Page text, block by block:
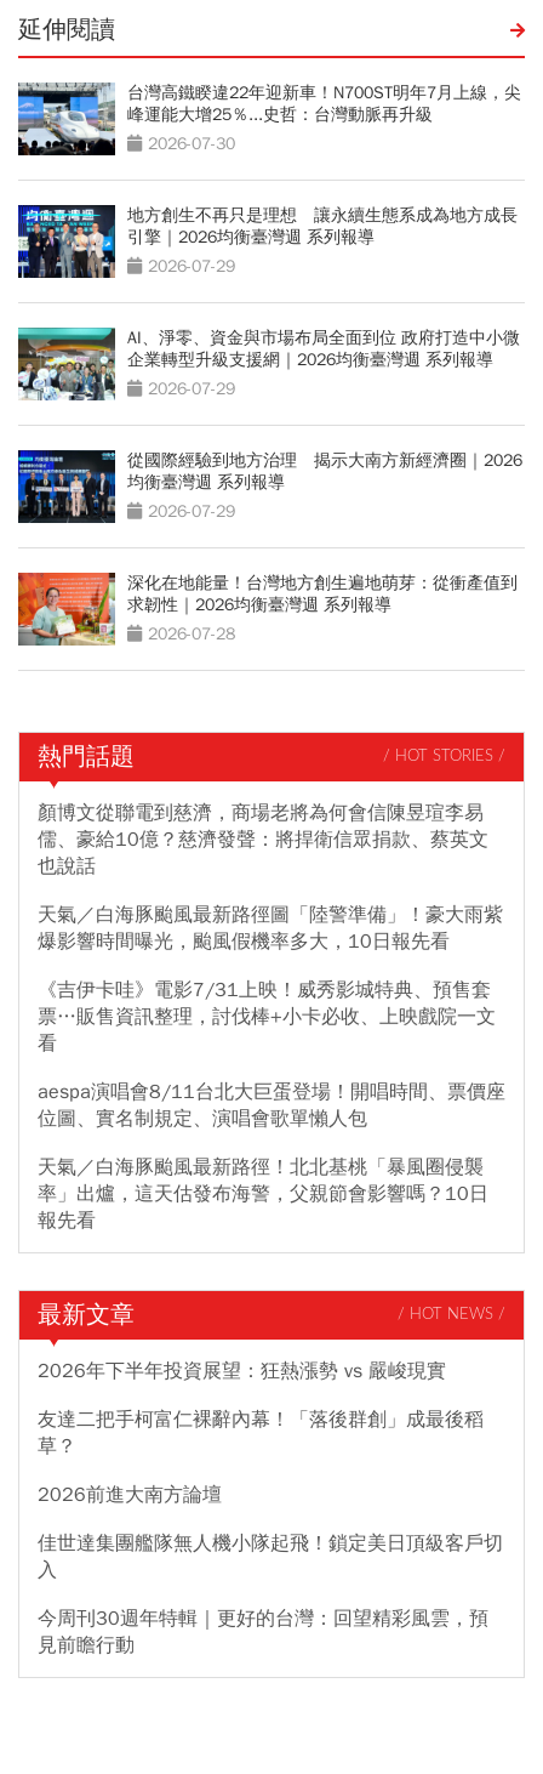
延伸閱讀
台灣高鐵睽違22年迎新車！N700ST明年7月上線，尖
峰運能大增25％...史哲：台灣動脈再升級
2026-07-30
地方創生不再只是理想 讓永續生態系成為地方成長
引擎｜2026均衡臺灣週 系列報導
2026-07-29
AI、淨零、資金與市場布局全面到位 政府打造中小微
企業轉型升級支援網｜2026均衡臺灣週 系列報導
2026-07-29
從國際經驗到地方治理 揭示大南方新經濟圈｜2026
均衡臺灣週 系列報導
2026-07-29
深化在地能量！台灣地方創生遍地萌芽：從衝產值到
求韌性｜2026均衡臺灣週 系列報導
2026-07-28
熱門話題 / HOT STORIES /
顏博文從聯電到慈濟，商場老將為何會信陳昱瑄李易
儒、豪給10億？慈濟發聲：將捍衛信眾捐款、蔡英文
也說話
天氣／白海豚颱風最新路徑圖「陸警準備」！豪大雨紫
爆影響時間曝光，颱風假機率多大，10日報先看
《吉伊卡哇》電影7/31上映！威秀影城特典、預售套
票…販售資訊整理，討伐棒+小卡必收、上映戲院一文
看
aespa演唱會8/11台北大巨蛋登場！開唱時間、票價座
位圖、實名制規定、演唱會歌單懶人包
天氣／白海豚颱風最新路徑！北北基桃「暴風圈侵襲
率」出爐，這天估發布海警，父親節會影響嗎？10日
報先看
最新文章 / HOT NEWS /
2026年下半年投資展望：狂熱漲勢 vs 嚴峻現實
友達二把手柯富仁裸辭內幕！「落後群創」成最後稻
草？
2026前進大南方論壇
佳世達集團艦隊無人機小隊起飛！鎖定美日頂級客戶切
入
今周刊30週年特輯｜更好的台灣：回望精彩風雲，預
見前瞻行動